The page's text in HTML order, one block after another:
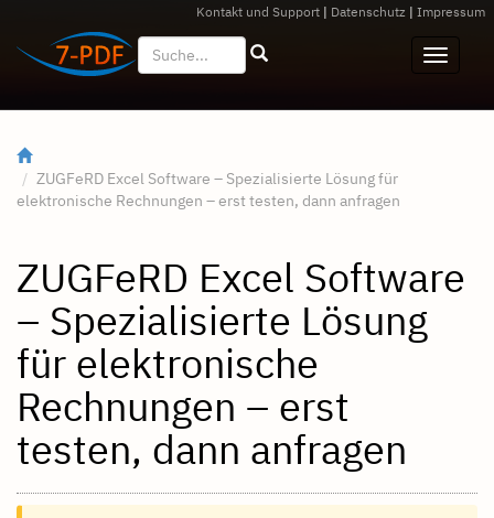
Kontakt und Support | Datenschutz | Impressum
ZUGFeRD Excel Software – Spezialisierte Lösung für
elektronische Rechnungen – erst testen, dann anfragen
ZUGFeRD Excel Software
– Spezialisierte Lösung
für elektronische
Rechnungen – erst
testen, dann anfragen